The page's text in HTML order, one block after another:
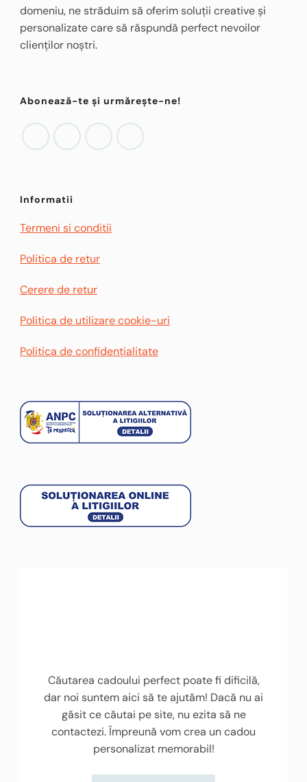
domeniu, ne străduim să oferim soluții creative și
personalizate care să răspundă perfect nevoilor
clienților noștri.
Abonează-te și urmărește-ne!
Informatii
Termeni si conditii
Politica de retur
Cerere de retur
Politica de utilizare cookie-uri
Politica de confidențialitate
Căutarea cadoului perfect poate fi dificilă,
dar noi suntem aici să te ajutăm! Dacă nu ai
găsit ce căutai pe site, nu ezita să ne
contactezi. Împreună vom crea un cadou
personalizat memorabil!